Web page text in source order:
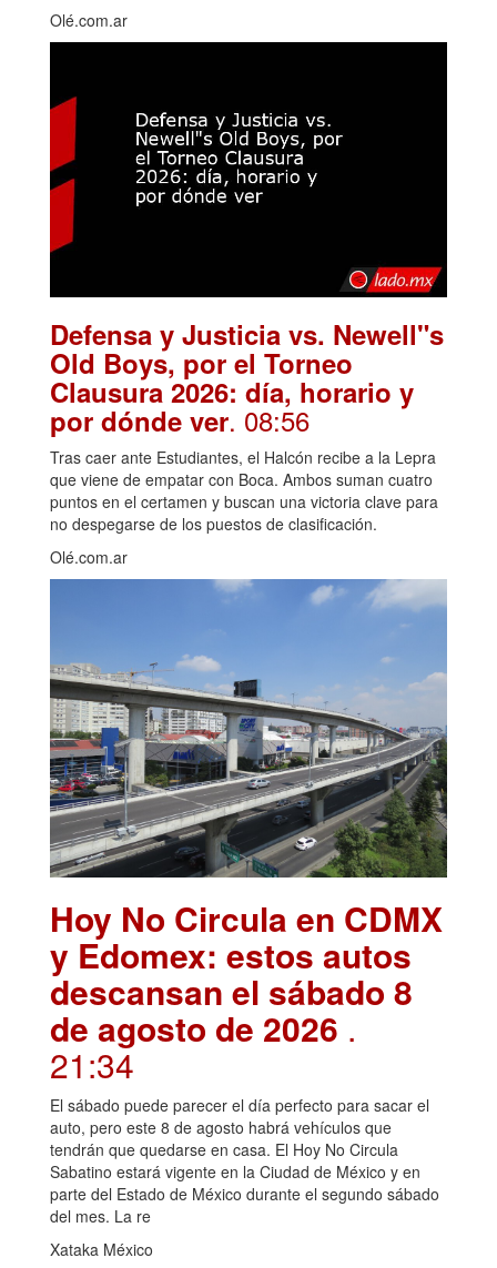
Olé.com.ar
Defensa y Justicia vs. Newell"s
Old Boys, por el Torneo
Clausura 2026: día, horario y
por dónde ver. 08:56
Tras caer ante Estudiantes, el Halcón recibe a la Lepra
que viene de empatar con Boca. Ambos suman cuatro
puntos en el certamen y buscan una victoria clave para
no despegarse de los puestos de clasificación.
Olé.com.ar
Hoy No Circula en CDMX
y Edomex: estos autos
descansan el sábado 8
de agosto de 2026 .
21:34
El sábado puede parecer el día perfecto para sacar el
auto, pero este 8 de agosto habrá vehículos que
tendrán que quedarse en casa. El Hoy No Circula
Sabatino estará vigente en la Ciudad de México y en
parte del Estado de México durante el segundo sábado
del mes. La re
Xataka México